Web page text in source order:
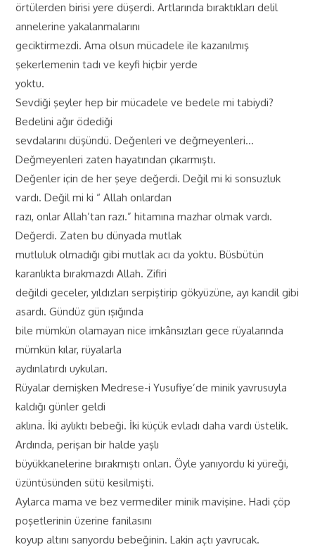
örtülerden birisi yere düşerdi. Artlarında bıraktıkları delil
annelerine yakalanmalarını
geciktirmezdi. Ama olsun mücadele ile kazanılmış
şekerlemenin tadı ve keyfi hiçbir yerde
yoktu.
Sevdiği şeyler hep bir mücadele ve bedele mi tabiydi?
Bedelini ağır ödediği
sevdalarını düşündü. Değenleri ve değmeyenleri…
Değmeyenleri zaten hayatından çıkarmıştı.
Değenler için de her şeye değerdi. Değil mi ki sonsuzluk
vardı. Değil mi ki “ Allah onlardan
razı, onlar Allah’tan razı.” hitamına mazhar olmak vardı.
Değerdi. Zaten bu dünyada mutlak
mutluluk olmadığı gibi mutlak acı da yoktu. Büsbütün
karanlıkta bırakmazdı Allah. Zifiri
değildi geceler, yıldızları serpiştirip gökyüzüne, ayı kandil gibi
asardı. Gündüz gün ışığında
bile mümkün olamayan nice imkânsızları gece rüyalarında
mümkün kılar, rüyalarla
aydınlatırdı uykuları.
Rüyalar demişken Medrese-i Yusufiye’de minik yavrusuyla
kaldığı günler geldi
aklına. İki aylıktı bebeği. İki küçük evladı daha vardı üstelik.
Ardında, perişan bir halde yaşlı
büyükkanelerine bırakmıştı onları. Öyle yanıyordu ki yüreği,
üzüntüsünden sütü kesilmişti.
Aylarca mama ve bez vermediler minik mavişine. Hadi çöp
poşetlerinin üzerine fanilasını
koyup altını sarıyordu bebeğinin. Lakin açtı yavrucak.